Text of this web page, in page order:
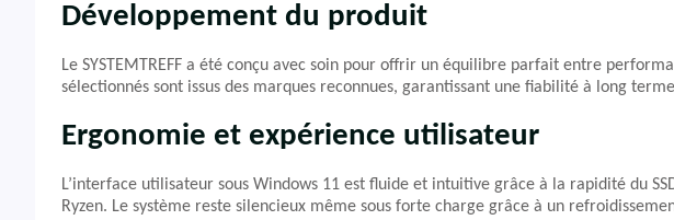
Développement du produit
Le SYSTEMTREFF a été conçu avec soin pour offrir un équilibre parfait entre
sélectionnés sont issus des marques reconnues, garantissant une fiabilité à long
Ergonomie et expérience utilisateur
L’interface utilisateur sous Windows 11 est fluide et intuitive grâce à la rapidité du
Ryzen. Le système reste silencieux même sous forte charge grâce à un